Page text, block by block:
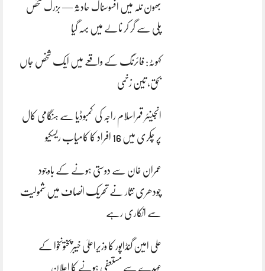
بھون نلہ میں افسوسناک حادثہ — بزرگ شخص
پلی سے گر کر نالے میں بہہ گیا
کہوٹہ: فائرنگ کے واقعے میں ایک شخص جاں
بحق، تین زخمی
انجینئر قمراسلام راجہ کی کمبوڈیا سے ہنگامی کال
پر چکری میں 16 افراد کا کامیاب ریسکیو
عمران خان سے دوستی ہونے کے باوجود
چودھری نثار نے تحریک انصاف میں شمولیت
سے انکاری رہے
علی امین گنڈاپور کا وزیراعلیٰ خیبرپختونخوا کے
عہدے سے مستعفی ہونے کا اعلان